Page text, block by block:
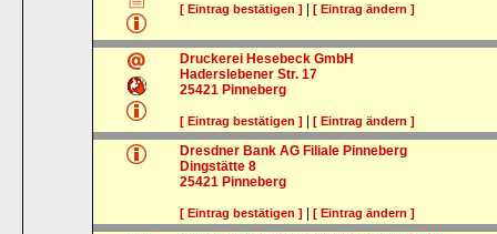
[ Eintrag bestätigen ] |[ Eintrag ändern ]
Druckerei Hesebeck GmbH
Haderslebener Str. 17
25421 Pinneberg
[ Eintrag bestätigen ] |[ Eintrag ändern ]
Dresdner Bank AG Filiale Pinneberg
Dingstätte 8
25421 Pinneberg
[ Eintrag bestätigen ] |[ Eintrag ändern ]